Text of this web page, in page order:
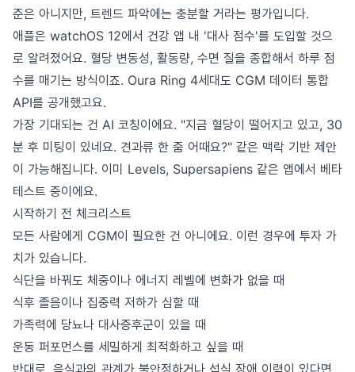
준은 아니지만, 트렌드 파악에는 충분할 거라는 평가입니다.
애플은 watchOS 12에서 건강 앱 내 '대사 점수'를 도입할 것으
로 알려졌어요. 혈당 변동성, 활동량, 수면 질을 종합해서 하루 점
수를 매기는 방식이죠. Oura Ring 4세대도 CGM 데이터 통합
API를 공개했고요.
가장 기대되는 건 AI 코칭이에요. "지금 혈당이 떨어지고 있고, 30
분 후 미팅이 있네요. 견과류 한 줌 어때요?" 같은 맥락 기반 제안
이 가능해집니다. 이미 Levels, Supersapiens 같은 앱에서 베타
테스트 중이에요.
시작하기 전 체크리스트
모든 사람에게 CGM이 필요한 건 아니에요. 이런 경우에 투자 가
치가 있습니다.
식단을 바꿔도 체중이나 에너지 레벨에 변화가 없을 때
식후 졸음이나 집중력 저하가 심할 때
가족력에 당뇨나 대사증후군이 있을 때
운동 퍼포먼스를 세밀하게 최적화하고 싶을 때
반대로, 음식과의 관계가 불안정하거나 섭식 장애 이력이 있다면